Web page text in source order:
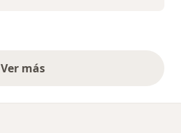
Ver másopiniones anteriores